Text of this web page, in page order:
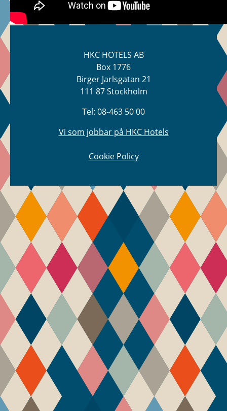
HKC HOTELS AB
Box 1776
Birger Jarlsgatan 21
111 87 Stockholm
Tel: 08-463 50 00
Vi som jobbar på HKC Hotels
Cookie Policy